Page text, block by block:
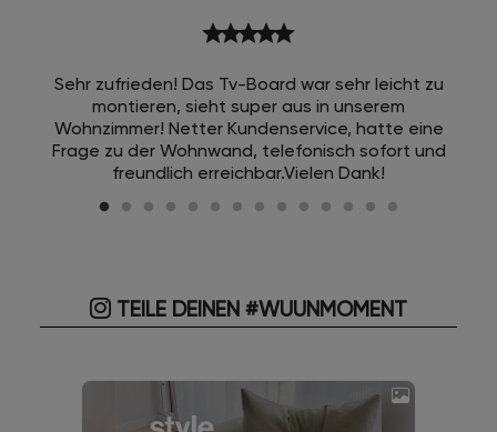
starstarstarstarstar
Sehr zufrieden! Das Tv-Board war sehr leicht zu
montieren, sieht super aus in unserem
Wohnzimmer! Netter Kundenservice, hatte eine
Frage zu der Wohnwand, telefonisch sofort und
freundlich erreichbar.Vielen Dank!
TEILE DEINEN #WUUNMOMENT